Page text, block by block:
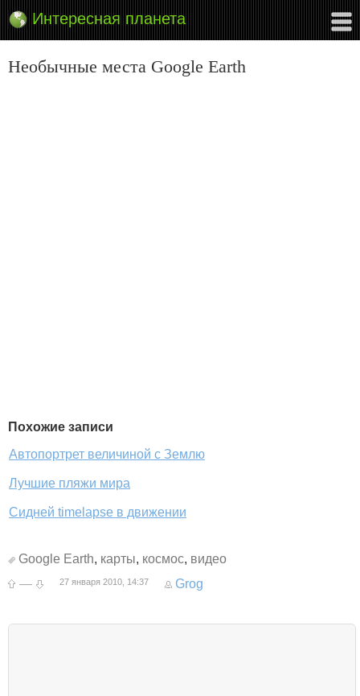
Интересная планета
Необычные места Google Earth
Похожие записи
Автопортрет величиной с Землю
Лучшие пляжи мира
Сидней timelapse в движении
Google Earth, карты, космос, видео
—
27 января 2010, 14:37 Grog